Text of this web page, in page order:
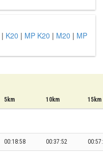
| K20 | MP K20 | M20 | MP
5km 10km 15km
00:18:58 00:37:52